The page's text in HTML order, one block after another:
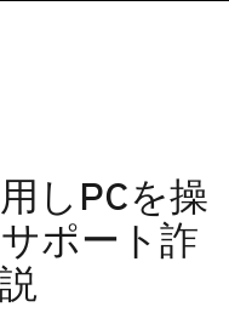
しPCを操
ポート詐